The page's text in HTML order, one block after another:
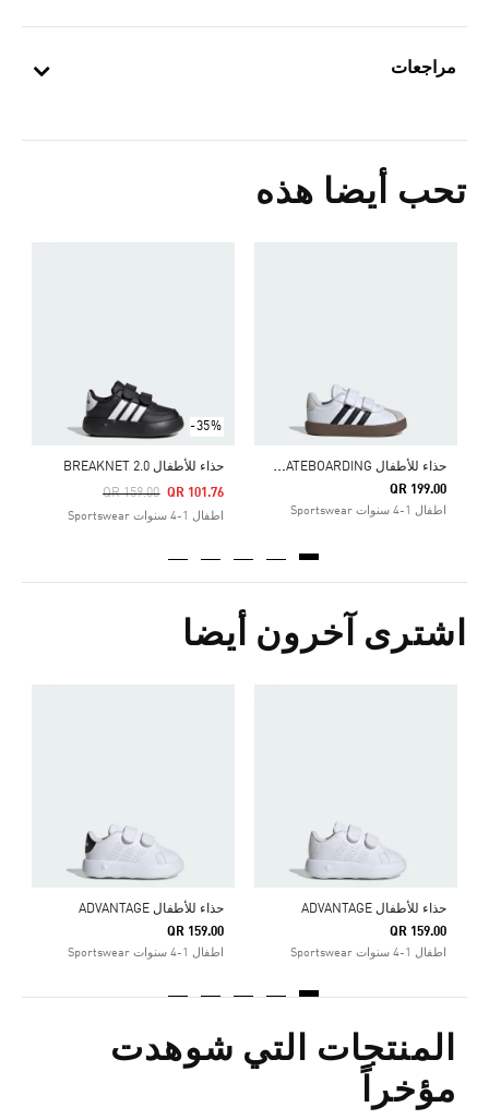
مراجعات
تحب أيضا هذه
ح
ذاء للأطفال VL COURT 3.0 SKATEBOARDING
QR 199.00
اطفال 1-4 سنوات Sportswear
-35%
حذاء للأطفال BREAKNET 2.0
Price Reduced From
QR 159.00
To QR 101.76
اطفال 1-4 سنوات Sportswear
اشترى آخرون أيضا
حذاء للأطفال ADVANTAGE
QR 159.00
اطفال 1-4 سنوات Sportswear
حذاء للأطفال ADVANTAGE
QR 159.00
اطفال 1-4 سنوات Sportswear
المنتجات التي شوهدت
مؤخراً